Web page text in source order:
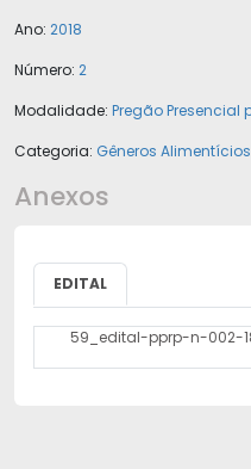
Ano: 2018
Número: 2
Modalidade: Pregão Presencial
Categoria: Gêneros Alimentícios
Anexos
EDITAL
59_edital-pprp-n-002-